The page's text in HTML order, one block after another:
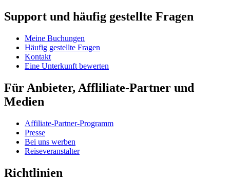
Support und häufig gestellte Fragen
Meine Buchungen
Häufig gestellte Fragen
Kontakt
Eine Unterkunft bewerten
Für Anbieter, Affliliate-Partner und
Medien
Affiliate-Partner-Programm
Presse
Bei uns werben
Reiseveranstalter
Richtlinien